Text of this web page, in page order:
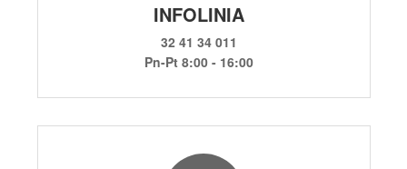
INFOLINIA
32 41 34 011
Pn-Pt 8:00 - 16:00